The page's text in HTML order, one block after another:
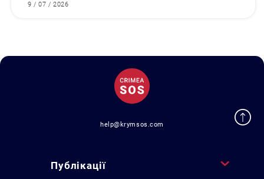
9 / 07 / 2026
help@krymsos.com
Публікації